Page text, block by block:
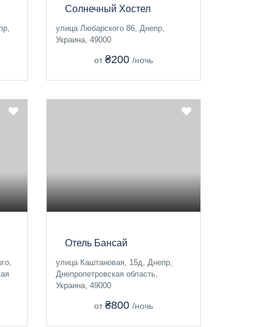
Солнечный Хостел
улица Любарского 86, Днепр,
Украина, 49000
от ₴200 /ночь
Отель Бансай
улица Каштановая, 15д, Днепр,
Днепропетровская область,
Украина, 49000
от ₴800 /ночь